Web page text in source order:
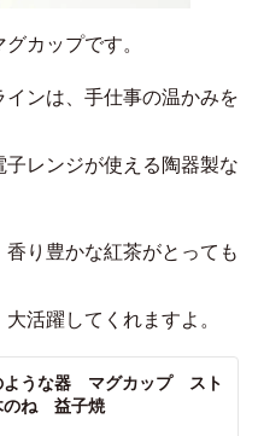
カップです。
ンは、手仕事の温かみを
レンジが使える陶器製な
り豊かな紅茶がとっても
活躍してくれますよ。
ような器 マグカップ スト
ね 益子焼